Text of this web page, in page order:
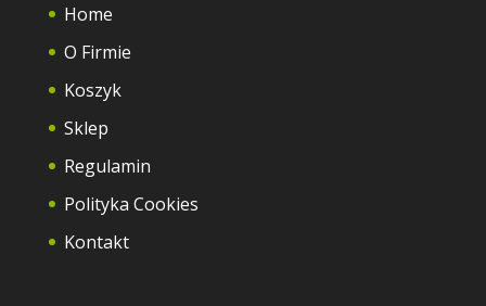
Home
O Firmie
Koszyk
Sklep
Regulamin
Polityka Cookies
Kontakt